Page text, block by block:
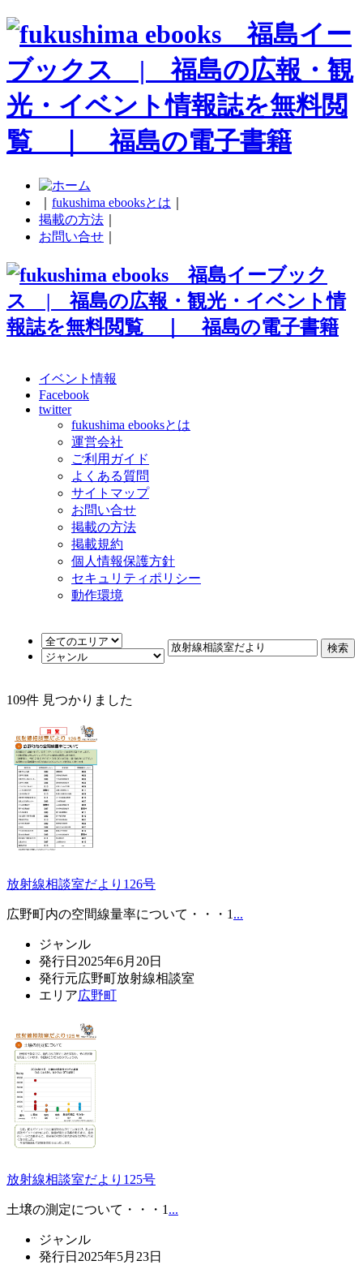
fukushima ebooksとは
掲載の方法
お問い合せ
イベント情報
Facebook
twitter
fukushima ebooksとは
運営会社
ご利用ガイド
よくある質問
サイトマップ
お問い合せ
掲載の方法
掲載規約
個人情報保護方針
セキュリティポリシー
動作環境
109件 見つかりました
放射線相談室だより126号
広野町内の空間線量率について・・・1 ...
ジャンル
発行日 2025年6月20日
発行元広野町放射線相談室
エリア広野町
放射線相談室だより125号
土壌の測定について・・・1 ...
ジャンル
発行日 2025年5月23日